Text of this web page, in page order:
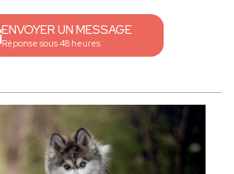
ENVOYER UN MESSAGE
Réponse sous 48 heures